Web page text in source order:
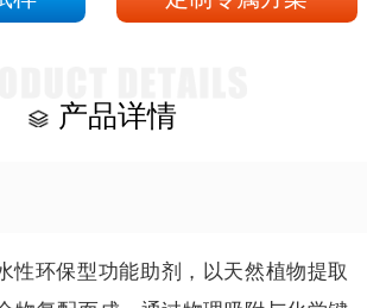
产品详情
性环保型功能助剂，以天然植物提取